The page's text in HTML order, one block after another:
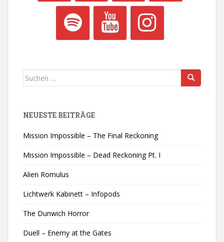
Suchen
NEUESTE BEITRÄGE
Mission Impossible – The Final Reckoning
Mission Impossible – Dead Reckoning Pt. I
Alien Romulus
Lichtwerk Kabinett – Infopods
The Dunwich Horror
Duell – Enemy at the Gates